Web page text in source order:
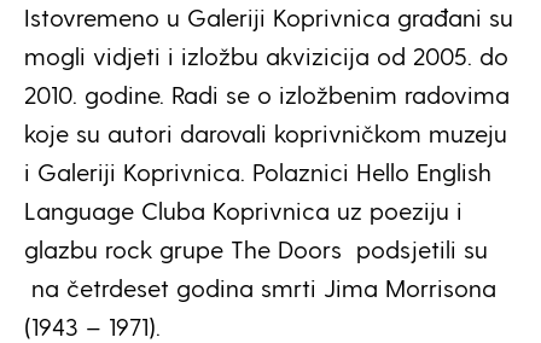
Istovremeno u Galeriji Koprivnica građani su
mogli vidjeti i izložbu akvizicija od 2005. do
2010. godine. Radi se o izložbenim radovima
koje su autori darovali koprivničkom muzeju
i Galeriji Koprivnica. Polaznici Hello English
Language Cluba Koprivnica uz poeziju i
glazbu rock grupe The Doors podsjetili su
na četrdeset godina smrti Jima Morrisona
(1943 – 1971).